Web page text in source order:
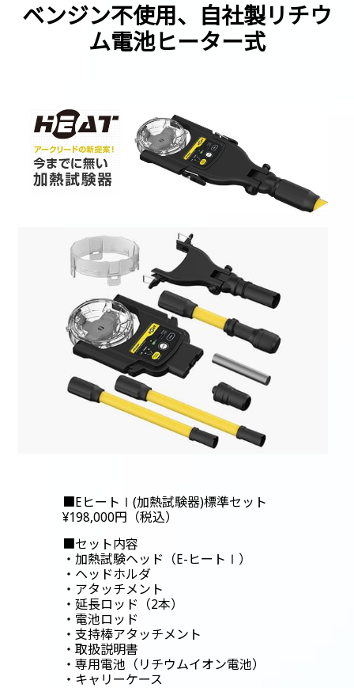
ベンジン不使用、自社製リチウ
ム電池ヒーター式
■EヒートⅠ(加熱試験器)標準セット
¥198,000円（税込）
■セット内容
・加熱試験ヘッド（E-ヒートⅠ）
・ヘッドホルダ
・アタッチメント
・延長ロッド（2本）
・電池ロッド
・支持棒アタッチメント
・取扱説明書
・専用電池（リチウムイオン電池）
・キャリーケース